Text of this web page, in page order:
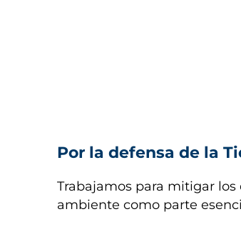
Por la defensa de la
Trabajamos para mitigar
ambiente como parte